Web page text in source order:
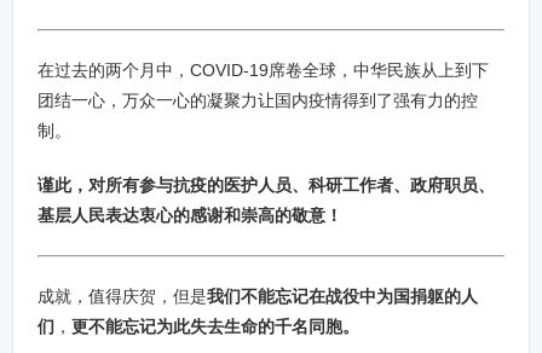
在过去的两个月中，COVID-19席卷全球，中华民族从上到下
团结一心，万众一心的凝聚力让国内疫情得到了强有力的控
制。
谨此，对所有参与抗疫的医护人员、科研工作者、政府职员、
基层人民表达衷心的感谢和崇高的敬意！
成就，值得庆贺，但是我们不能忘记在战役中为国捐躯的人
们 ， 更不能忘记为此失去生命的千名同胞。